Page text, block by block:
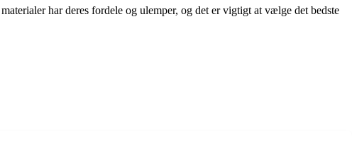
har deres fordele og ulemper, og det er vigtigt at vælge det bedste